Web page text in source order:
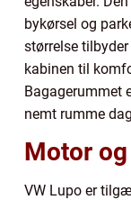
bykørsel og
størrelse
kabinen til
Bagagerummet
nemt rumme
Motor
VW Lupo er